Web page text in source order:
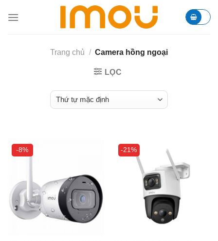
Trang chủ / Camera hồng ngoại
LỌC
-8% -21%